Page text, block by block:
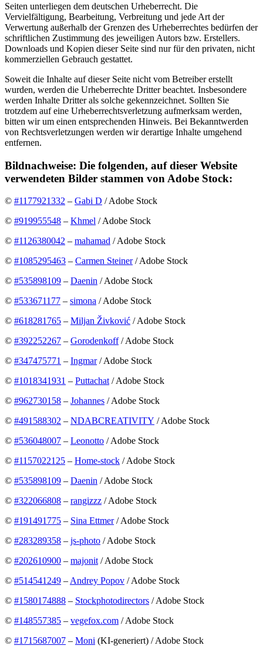
Seiten unterliegen dem deutschen Urheberrecht. Die
Vervielfältigung, Bearbeitung, Verbreitung und jede Art der
Verwertung außerhalb der Grenzen des Urheberrechtes bedürfen der
schriftlichen Zustimmung des jeweiligen Autors bzw. Erstellers.
Downloads und Kopien dieser Seite sind nur für den privaten, nicht
kommerziellen Gebrauch gestattet.
Soweit die Inhalte auf dieser Seite nicht vom Betreiber erstellt
wurden, werden die Urheberrechte Dritter beachtet. Insbesondere
werden Inhalte Dritter als solche gekennzeichnet. Sollten Sie
trotzdem auf eine Urheberrechtsverletzung aufmerksam werden,
bitten wir um einen entsprechenden Hinweis. Bei Bekanntwerden
von Rechtsverletzungen werden wir derartige Inhalte umgehend
entfernen.
Bildnachweise: Die folgenden, auf dieser Website
verwendeten Bilder stammen von Adobe Stock:
© #1177921332 – Gabi D / Adobe Stock
© #919955548 – Khmel / Adobe Stock
© #1126380042 – mahamad / Adobe Stock
© #1085295463 – Carmen Steiner/ Adobe Stock
© #535898109 – Daenin / Adobe Stock
© #533671177 – simona / Adobe Stock
© #618281765 – Miljan Živković / Adobe Stock
© #392252267 – Gorodenkoff/ Adobe Stock
© #347475771 – Ingmar/ Adobe Stock
© #1018341931 – Puttachat/ Adobe Stock
© #962730158 – Johannes / Adobe Stock
© #491588302 – NDABCREATIVITY / Adobe Stock
© #536048007 – Leonotto / Adobe Stock
© #1157022125 – Home-stock / Adobe Stock
© #535898109 – Daenin / Adobe Stock
© #322066808 – rangizzz / Adobe Stock
© #191491775 – Sina Ettmer/ Adobe Stock
© #283289358 – js-photo / Adobe Stock
© #202610900 – majonit/ Adobe Stock
© #514541249 –Andrey Popov / Adobe Stock
© #1580174888 – Stockphotodirectors / Adobe Stock
© #148557385 – vegefox.com / Adobe Stock
© #1715687007 – Moni (KI-generiert) / Adobe Stock